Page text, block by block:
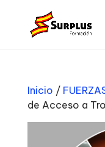
Inicio /
de Acceso a